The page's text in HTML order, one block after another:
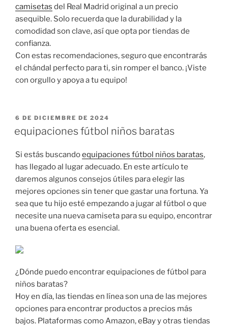
camisetas del Real Madrid original a un precio
asequible. Solo recuerda que la durabilidad y la
comodidad son clave, así que opta por tiendas de
confianza.
Con estas recomendaciones, seguro que encontrarás
el chándal perfecto para ti, sin romper el banco. ¡Viste
con orgullo y apoya a tu equipo!
PUBLICADO
6 DE DICIEMBRE DE 2024
equipaciones fútbol niños baratas
Si estás buscandoequipaciones fútbol niños baratas,
has llegado al lugar adecuado. En este artículo te
daremos algunos consejos útiles para elegir las
mejores opciones sin tener que gastar una fortuna. Ya
sea que tu hijo esté empezando a jugar al fútbol o que
necesite una nueva camiseta para su equipo, encontrar
una buena oferta es esencial.
¿Dónde puedo encontrar equipaciones de fútbol para
niños baratas?
Hoy en día, las tiendas en línea son una de las mejores
opciones para encontrar productos a precios más
bajos. Plataformas como Amazon, eBay y otras tiendas